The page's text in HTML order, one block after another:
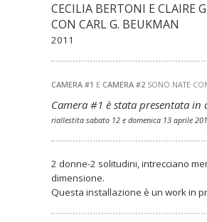
CECILIA BERTONI E CLAIRE
CON CARL G. BEUKMAN
2011
CAMERA #1 E CAMERA #2 SONO NATE
Camera #1 è stata presentata
riallestita sabato 12 e domenica 13 aprile
2 donne-2 solitudini, intrecciano
dimensione.
Questa installazione è un work in